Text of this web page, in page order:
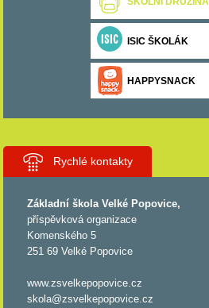
ISIC ŠKOLÁK
HAPPYSNACK
Rychlé kontakty
Základní škola Velké Popovice,
příspěvková organizace
Komenského 5
251 69 Velké Popovice
www.zsvelkepopovice.cz
skola@zsvelkepopovice.cz